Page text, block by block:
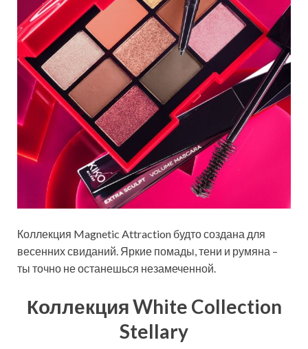
Коллекция Magnetic Attraction будто создана для
весенних свиданий. Яркие помады, тени и румяна –
ты точно не останешься незамеченной.
Коллекция White Collection
Stellary